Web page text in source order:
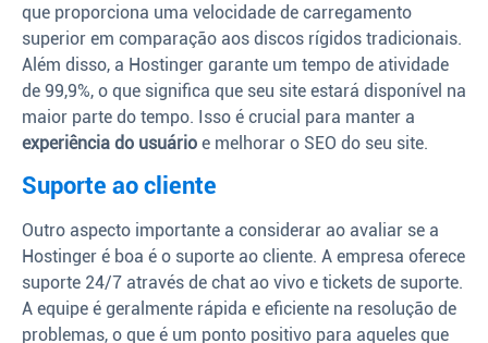
que proporciona uma velocidade de carregamento
superior em comparação aos discos rígidos tradicionais.
Além disso, a Hostinger garante um tempo de atividade
de 99,9%, o que significa que seu site estará disponível na
maior parte do tempo. Isso é crucial para manter a
experiência do usuário e melhorar o SEO do seu site.
Suporte ao cliente
Outro aspecto importante a considerar ao avaliar se a
Hostinger é boa é o suporte ao cliente. A empresa oferece
suporte 24/7 através de chat ao vivo e tickets de suporte.
A equipe é geralmente rápida e eficiente na resolução de
problemas, o que é um ponto positivo para aqueles que